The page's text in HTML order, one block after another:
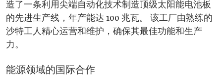
造了一条利用尖端自动化技术制造顶级太阳能电池板
的先进生产线，年产能达 100 兆瓦。 该工厂由熟练的
沙特工人精心运营和维护，确保其最佳功能和生产
力。
能源领域的国际合作